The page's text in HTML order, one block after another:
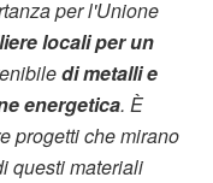
per l'Unione
locali per un
di metalli e
energetica. È
progetti che mirano
questi materiali